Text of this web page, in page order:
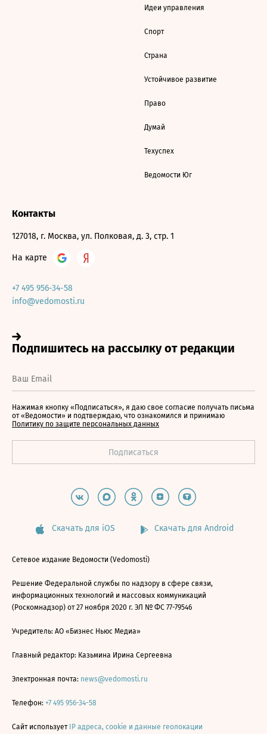
Идеи управления
Спорт
Страна
Устойчивое развитие
Право
Думай
Техуспех
Ведомости Юг
Контакты
127018, г. Москва, ул. Полковая, д. 3, стр. 1
На карте
+7 495 956-34-58
info@vedomosti.ru
Нажимая кнопку «Подписаться», я даю свое согласие получать письма
от «Ведомости» и подтверждаю, что ознакомился и принимаю
Политику по защите персональных данных
Скачать для iOS Скачать для Android
Сетевое издание Ведомости (Vedomosti)
Решение Федеральной службы по надзору в сфере связи,
информационных технологий и массовых коммуникаций
(Роскомнадзор) от 27 ноября 2020 г. ЭЛ № ФС 77-79546
Учредитель: АО «Бизнес Ньюс Медиа»
Главный редактор: Казьмина Ирина Сергеевна
Электронная почта: news@vedomosti.ru
Телефон: +7 495 956-34-58
Сайт использует IP адреса, cookie и данные геолокации